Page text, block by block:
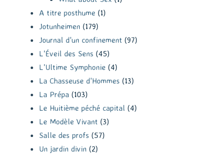
A titre posthume (1)
Jotunheimen (179)
Journal d'un confinement (97)
L'Éveil des Sens (45)
L'Ultime Symphonie (4)
La Chasseuse d'Hommes (13)
La Prépa (103)
Le Huitième péché capital (4)
Le Modèle Vivant (3)
Salle des profs (57)
Un jardin divin (2)